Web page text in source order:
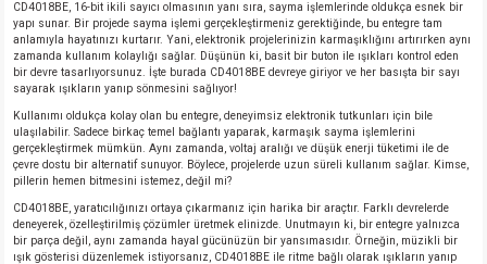
CD4018BE, 16-bit ikili sayıcı olmasının yanı sıra, sayma işlemlerinde oldukça esnek bir
yapı sunar. Bir projede sayma işlemi gerçekleştirmeniz gerektiğinde, bu entegre tam
anlamıyla hayatınızı kurtarır. Yani, elektronik projelerinizin karmaşıklığını artırırken aynı
zamanda kullanım kolaylığı sağlar. Düşünün ki, basit bir buton ile ışıkları kontrol eden
bir devre tasarlıyorsunuz. İşte burada CD4018BE devreye giriyor ve her basışta bir sayı
sayarak ışıkların yanıp sönmesini sağlıyor!
Kullanımı oldukça kolay olan bu entegre, deneyimsiz elektronik tutkunları için bile
ulaşılabilir. Sadece birkaç temel bağlantı yaparak, karmaşık sayma işlemlerini
gerçekleştirmek mümkün. Aynı zamanda, voltaj aralığı ve düşük enerji tüketimi ile de
çevre dostu bir alternatif sunuyor. Böylece, projelerde uzun süreli kullanım sağlar. Kimse,
pillerin hemen bitmesini istemez, değil mi?
CD4018BE, yaratıcılığınızı ortaya çıkarmanız için harika bir araçtır. Farklı devrelerde
deneyerek, özelleştirilmiş çözümler üretmek elinizde. Unutmayın ki, bir entegre yalnızca
bir parça değil, aynı zamanda hayal gücünüzün bir yansımasıdır. Örneğin, müzikli bir
ışık gösterisi düzenlemek istiyorsanız, CD4018BE ile ritme bağlı olarak ışıkların yanıp